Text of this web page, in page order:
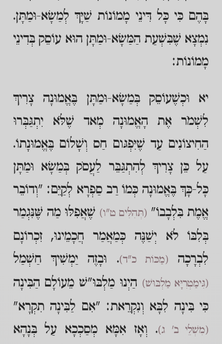
בָּהֶם כִּי כָּל דִּינֵי מָמוֹנוֹת שַׁיָּךְ לְמַשָׂא-וּמַתָּן.
נִמְצָא שֶׁבִּשְׁעַת הַמַּשָׂא-וּמַתָּן הוּא עוֹסֵק בְּדִינֵי
מָמוֹנוֹת:
יא וּכְשֶׁעוֹסֵק בְּמַשָׂא-וּמַתָּן בֶּאֱמוּנָה צָרִיךְ
לִשְׁמֹר אֶת הָאֱמוּנָה מְאד שֶׁלֹּא יִתְגַּבְּרוּ
הַחִיצוֹנִים עַד שֶׁיִּפְגּום חַס וְשָׁלוֹם בֶּאֱמוּנָתוֹ.
עַל כֵּן צָרִיךְ לְהִתְגַּבֵּר לַעֲסֹק בְּמַשָׂא וּמַתָּן
כָּל-כָּךְ בֶּאֱמוּנָה כְּמוֹ רַב סַפְרָא לְקַיֵּם: "וְדוֹבֵר
אֱמֶת בִּלְבָבוֹ" (תְּהִלִּים ט"ו) שֶׁאֲפִלּוּ מַה שֶּׁנִּגְמַר
בְּלִבּוֹ לֹא יְשַׁנֶּה כְּמַאֲמַר חֲכָמֵינוּ, זִכְרוֹנָם
לִבְרָכָה
(מַכּוֹת כ"ד). וּבָזֶה יַמְשִׁיךְ חַשְׁמַל
(גִּימַטְרִיָּא מַלְבּוּשׁ) הַיְנוּ מַלְבּוּ"שׁ מֵעוֹלָם הַבִּינָה
כִּי בִּינָה לִבָּא וְנִקְרֵאת: "אִם לַבִּינָה תִקְרָא"
(מִשְׁלֵי ב' ג). וְאָז אִמָּא מְסַכְכָא עַל בְּנָהָא